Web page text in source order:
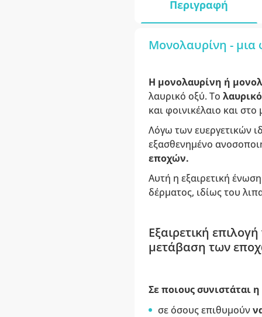
Περιγραφή
Μονολαυρίνη - μια
Η μονολαυρίνη ή
λαυρικό οξύ. Το
και φοινικέλαιο και στο
Λόγω των ευεργετικών
εξασθενημένο
εποχών.
Αυτή η εξαιρετική
δέρματος, ιδίως του
Εξαιρετική
μετάβαση των
Σε ποιους συνιστάται
σε όσους επιθυμούν